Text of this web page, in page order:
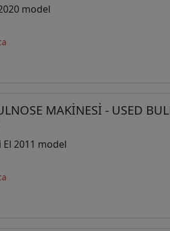
model
MAKİNESİ - USED
El 2011 model